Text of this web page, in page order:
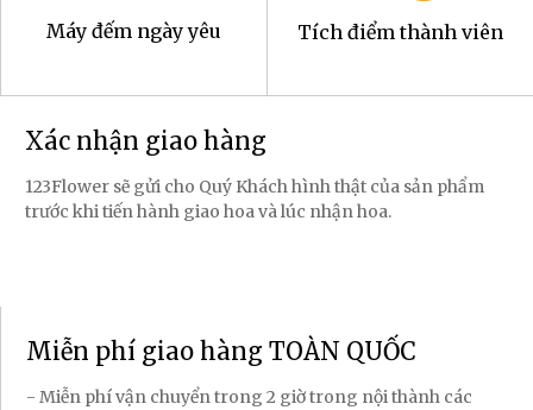
Máy đếm ngày yêu Tích điểm thành viên
Xác nhận giao hàng
123Flower sẽ gửi cho Quý Khách hình thật của sản phẩm
trước khi tiến hành giao hoa và lúc nhận hoa.
Miễn phí giao hàng TOÀN QUỐC
- Miễn phí vận chuyển trong 2 giờ trong nội thành các